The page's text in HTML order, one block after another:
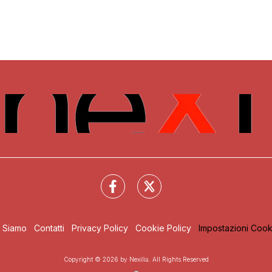
Siamo Contatti Privacy Policy Cookie Policy Impostazioni
Copyright © 2026 by Nexilia. All Rights Reserved